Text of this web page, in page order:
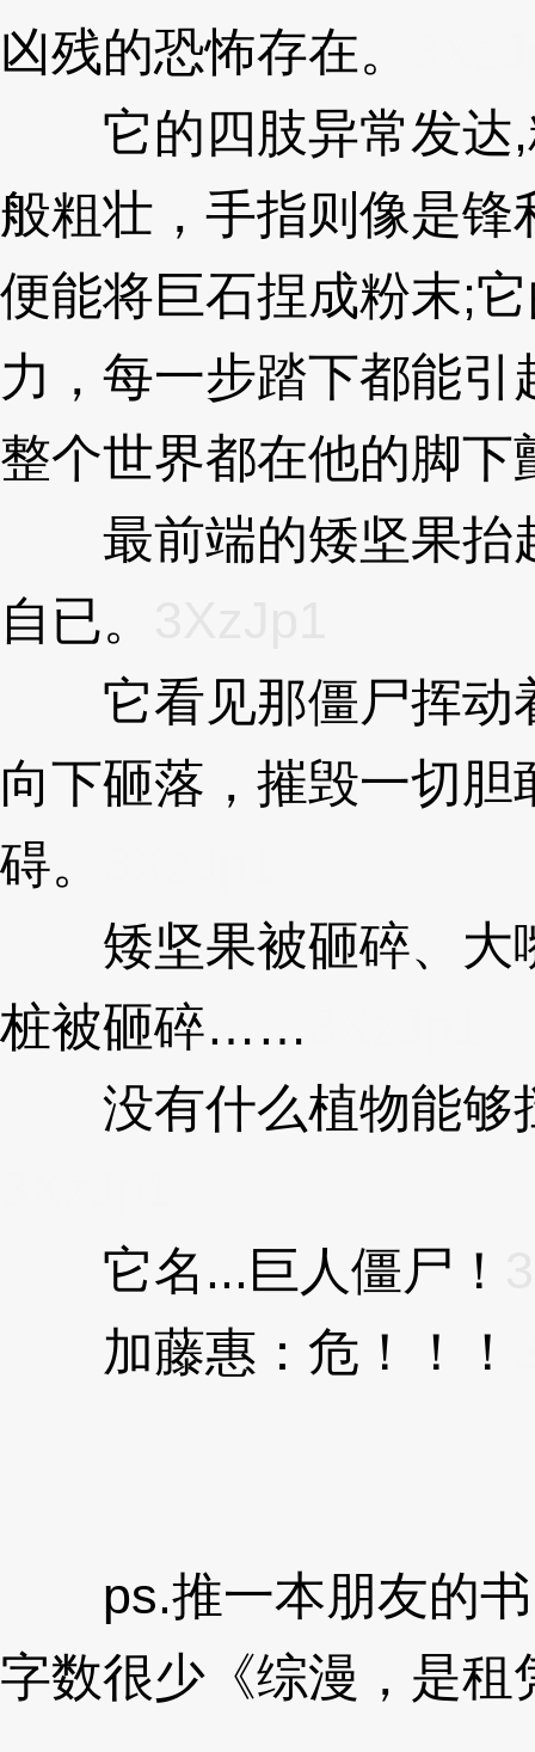
凶残的恐怖存在。
它的四肢异常发达,
般粗壮，手指则像是
便能将巨石捏成粉末;
力，每一步踏下都能
整个世界都在他的脚下
最前端的矮坚果抬
自已。
它看见那僵尸挥动
向下砸落，摧毁一切
碍。
矮坚果被砸碎、大
桩被砸碎……
没有什么植物能够
它名...巨人僵尸！
加藤惠：危！！！
ps.推一本朋友的书
字数很少《综漫，是租